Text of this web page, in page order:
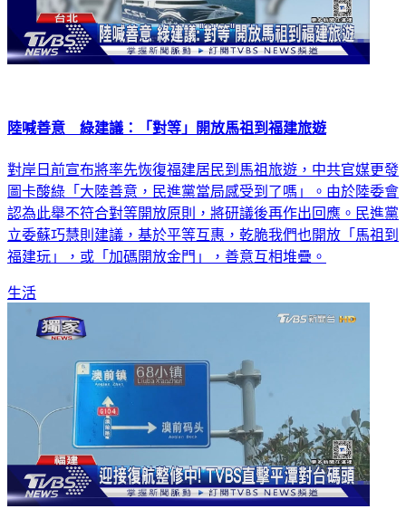
陸喊善意 綠建議：「對等」開放馬祖到福建旅遊
對岸日前宣布將率先恢復福建居民到馬祖旅遊，中共官媒更發
圖卡酸綠「大陸善意，民進黨當局感受到了嗎」。由於陸委會
認為此舉不符合對等開放原則，將研議後再作出回應。民進黨
立委蘇巧慧則建議，基於平等互惠，乾脆我們也開放「馬祖到
福建玩」，或「加碼開放金門」，善意互相堆疊。
生活